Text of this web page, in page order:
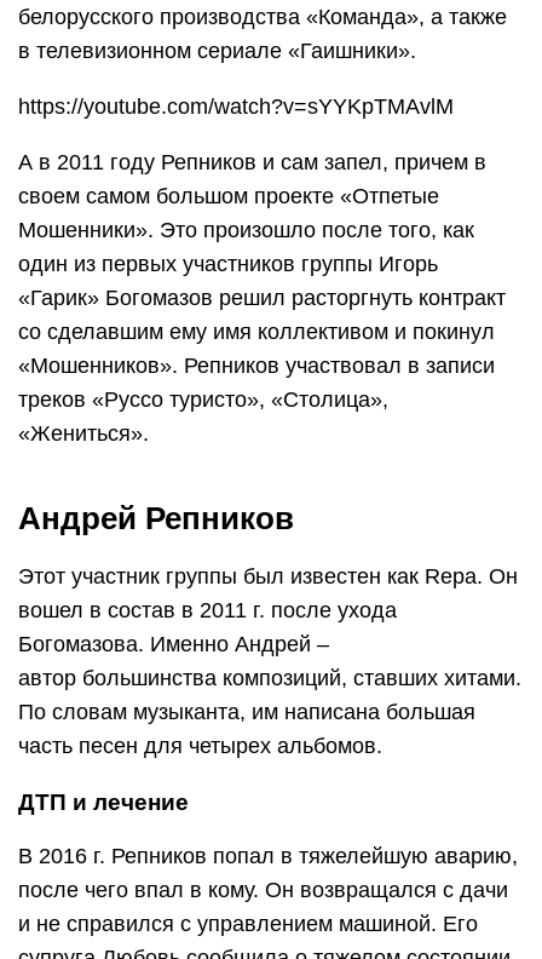
белорусского производства «Команда», а также
в телевизионном сериале «Гаишники».
https://youtube.com/watch?v=sYYKpTMAvlM
А в 2011 году Репников и сам запел, причем в
своем самом большом проекте «Отпетые
Мошенники». Это произошло после того, как
один из первых участников группы Игорь
«Гарик» Богомазов решил расторгнуть контракт
со сделавшим ему имя коллективом и покинул
«Мошенников». Репников участвовал в записи
треков «Руссо туристо», «Столица»,
«Жениться».
Андрей Репников
Этот участник группы был известен как Repa. Он
вошел в состав в 2011 г. после ухода
Богомазова. Именно Андрей ‒
автор большинства композиций, ставших хитами.
По словам музыканта, им написана большая
часть песен для четырех альбомов.
ДТП и лечение
В 2016 г. Репников попал в тяжелейшую аварию,
после чего впал в кому. Он возвращался с дачи
и не справился с управлением машиной. Его